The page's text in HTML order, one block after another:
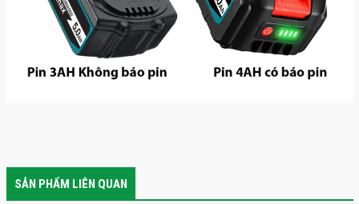
SẢN PHẨM LIÊN QUAN